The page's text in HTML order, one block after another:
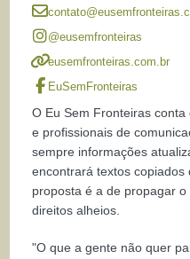
@eusemfronteiras
eusemfronteiras.com.br
EuSemFronteiras
O Eu Sem Fronteiras
e profissionais de
sempre informações
encontrará textos copiados
proposta é a de propagar
direitos alheios.
"O que a gente não quer